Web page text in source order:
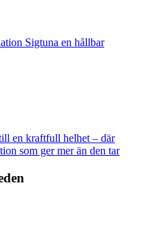
en kraftfull helhet – där
som ger mer än den tar